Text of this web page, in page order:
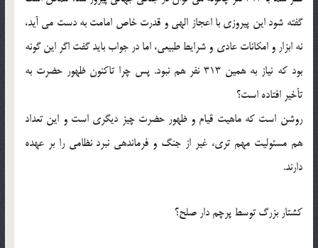
گفته شود اين پيروزي با اعجاز الهي و قدرت خاص امامت به دست مي آيد،
نه ابزار و امکانات عادي و شرايط طبيعي، اما در جواب بايد گفت اگر اين گونه
بود که نياز به همين 313 نفر هم نبود. پس چرا تاکنون ظهور حضرت به
تأخير افتاده است؟
روشن است که ماهيت قيام و ظهور حضرت چيز ديگري است و اين تعداد
هم مسئوليت مهم تري، غير از جنگ و فرماندهي نبرد نظامي را بر عهده
دارند.
کشتار بزرگ توسط پرچم دار صلح؟